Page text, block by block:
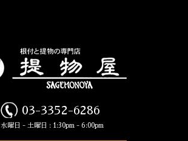
03-3352-6286
水曜日 - 土曜日 : 1:30pm - 6:00pm